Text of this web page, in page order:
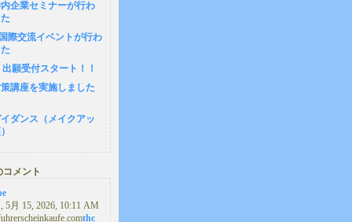
内企業セミナーが行わ
際交流イベントが行わ
出願受付スタート！！
講座を実施しました
ダンス（メイクアッ
コメント
5月 15, 2026, 10:11 AM
thc